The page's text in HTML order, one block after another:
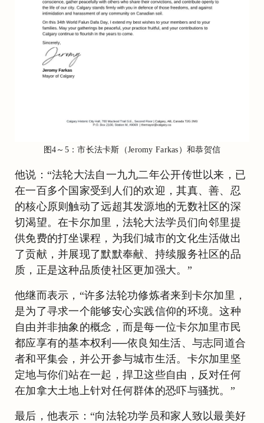
图4～5：市长法卡斯（Jeromy Farkas）和恭贺信
他说：“法轮大法自一九九二年公开传世以来，已
在一百多个国家受到人们的欢迎，其真、善、忍
的核心原则触动了远超其发源地的无数社区的深
切渴望。在卡尔加里，法轮大法学员们向邻里提
供免费的打坐课程，为我们城市的文化生活做出
了贡献，并展现了默默奉献、持续服务社区的品
质，正是这种品质使社区更加强大。”
他继而表示，“许多法轮功修炼者来到卡尔加里，
是为了寻求一个能够安心实践信仰的环境。这种
自由并非抽象的概念，而是每一位卡尔加里市民
都应享有的基本权利──依良知生活、与志同道合
者和平集会，并公开参与城市生活。卡尔加里坚
定地与你们站在一起，捍卫这些自由，反对任何
在加拿大土地上针对任何群体的恐吓与骚扰。”
最后，他表示：“向法轮功学员和家人致以最美好